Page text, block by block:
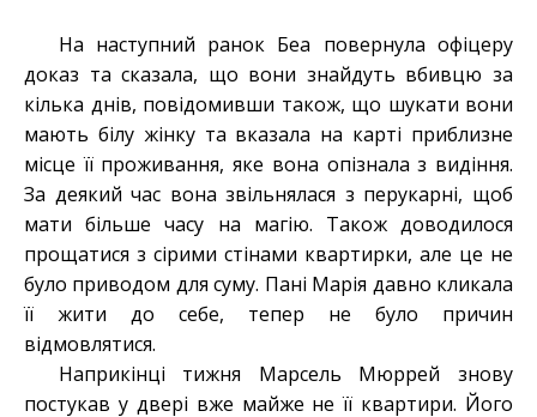
На наступний ранок Беа повернула офіцеру
доказ та сказала, що вони знайдуть вбивцю за
кілька днів, повідомивши також, що шукати вони
мають білу жінку та вказала на карті приблизне
місце її проживання, яке вона опізнала з видіння.
За деякий час вона звільнялася з перукарні, щоб
мати більше часу на магію. Також доводилося
прощатися з сірими стінами квартирки, але це не
було приводом для суму. Пані Марія давно кликала
її жити до себе, тепер не було причин
відмовлятися.
Наприкінці тижня Марсель Мюррей знову
постукав у двері вже майже не її квартири. Його